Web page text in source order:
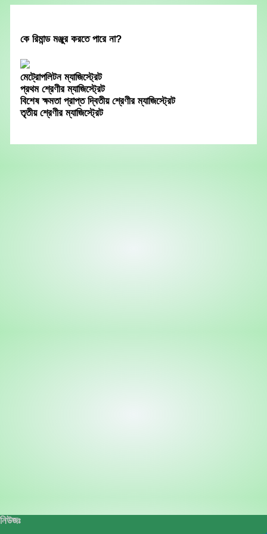
content
কে রিমান্ড মঞ্জুর করতে পারে না?
মেট্রোপলিটন ম্যাজিস্ট্রেট
প্রথম শ্রেণীর ম্যাজিস্ট্রেট
বিশেষ ক্ষমতা প্রাপ্ত দ্বিতীয় শ্রেণীর ম্যাজিস্ট্রেট
তৃতীয় শ্রেণীর ম্যাজিস্ট্রেট
নিউজঃ